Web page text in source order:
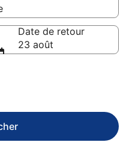
Date de retour
23 août